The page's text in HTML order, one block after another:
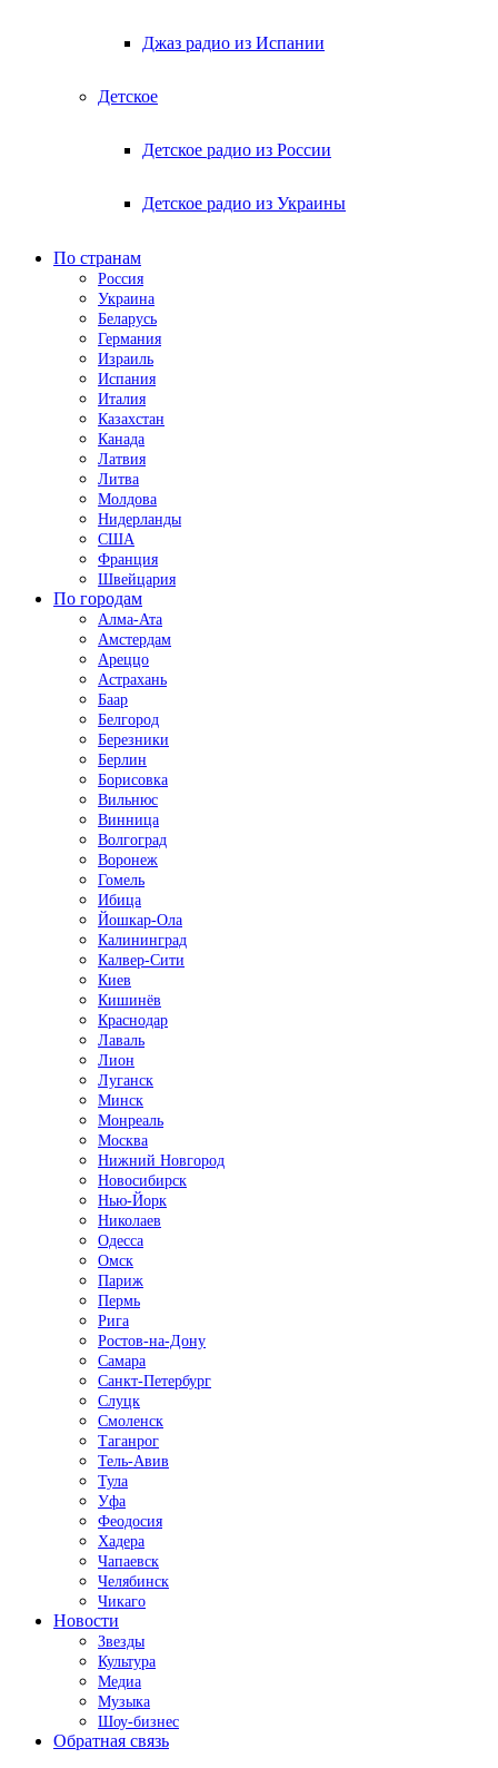
Джаз радио из Испании
Детское
Детское радио из России
Детское радио из Украины
По странам
Россия
Украина
Беларусь
Германия
Израиль
Испания
Италия
Казахстан
Канада
Латвия
Литва
Молдова
Нидерланды
США
Франция
Швейцария
По городам
Алма-Ата
Амстердам
Ареццо
Астрахань
Баар
Белгород
Березники
Берлин
Борисовка
Вильнюс
Винница
Волгоград
Воронеж
Гомель
Ибица
Йошкар-Ола
Калининград
Калвер-Сити
Киев
Кишинёв
Краснодар
Лаваль
Лион
Луганск
Минск
Монреаль
Москва
Нижний Новгород
Новосибирск
Нью-Йорк
Николаев
Одесса
Омск
Париж
Пермь
Рига
Ростов-на-Дону
Самара
Санкт-Петербург
Слуцк
Смоленск
Таганрог
Тель-Авив
Тула
Уфа
Феодосия
Хадера
Чапаевск
Челябинск
Чикаго
Новости
Звезды
Культура
Медиа
Музыка
Шоу-бизнес
Обратная связь